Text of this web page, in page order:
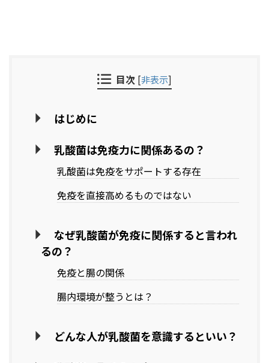
目次 [非表示]
はじめに
乳酸菌は免疫力に関係あるの？
乳酸菌は免疫をサポートする存在
免疫を直接高めるものではない
なぜ乳酸菌が免疫に関係すると言われ
るの？
免疫と腸の関係
腸内環境が整うとは？
どんな人が乳酸菌を意識するといい？